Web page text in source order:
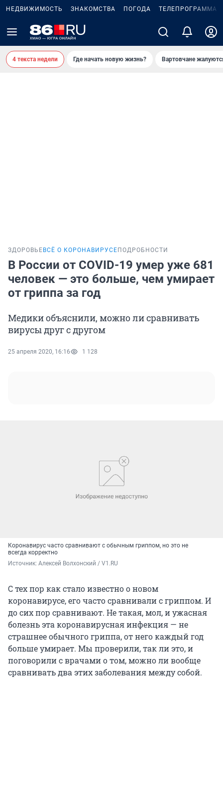
НЕДВИЖИМОСТЬ ЗНАКОМСТВА ПОГОДА ТЕЛЕПРОГРАММА
4 текста недели Где начать новую жизнь? Вартовчане
ЗДОРОВЬЕ ВСЁ О КОРОНАВИРУСЕ ПОДРОБНОСТИ
В России от COVID-19 умер уже 681
человек — это больше, чем умирает
от гриппа за год
Медики объяснили, можно ли сравнивать
вирусы друг с другом
25 апреля 2020, 16:16 1 128
Коронавирус часто сравнивают с обычным гриппом, но это не
всегда корректно
Источник: Алексей Волхонский / V1.RU
С тех пор как стало известно о новом
коронавирусе, его часто сравнивали с гриппом. И
до сих пор сравнивают. Не такая, мол, и ужасная
болезнь эта коронавирусная инфекция — не
страшнее обычного гриппа, от него каждый год
больше умирает. Мы проверили, так ли это, и
поговорили с врачами о том, можно ли вообще
сравнивать два этих заболевания между собой.